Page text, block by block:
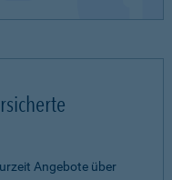
Angebote über